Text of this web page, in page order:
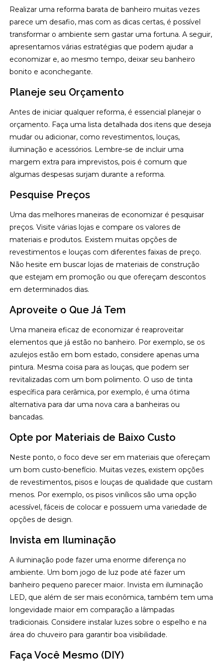
Realizar uma reforma barata de banheiro muitas vezes
parece um desafio, mas com as dicas certas, é possível
transformar o ambiente sem gastar uma fortuna. A seguir,
apresentamos várias estratégias que podem ajudar a
economizar e, ao mesmo tempo, deixar seu banheiro
bonito e aconchegante.
Planeje seu Orçamento
Antes de iniciar qualquer reforma, é essencial planejar o
orçamento. Faça uma lista detalhada dos itens que deseja
mudar ou adicionar, como revestimentos, louças,
iluminação e acessórios. Lembre-se de incluir uma
margem extra para imprevistos, pois é comum que
algumas despesas surjam durante a reforma.
Pesquise Preços
Uma das melhores maneiras de economizar é pesquisar
preços. Visite várias lojas e compare os valores de
materiais e produtos. Existem muitas opções de
revestimentos e louças com diferentes faixas de preço.
Não hesite em buscar lojas de materiais de construção
que estejam em promoção ou que ofereçam descontos
em determinados dias.
Aproveite o Que Já Tem
Uma maneira eficaz de economizar é reaproveitar
elementos que já estão no banheiro. Por exemplo, se os
azulejos estão em bom estado, considere apenas uma
pintura. Mesma coisa para as louças, que podem ser
revitalizadas com um bom polimento. O uso de tinta
específica para cerâmica, por exemplo, é uma ótima
alternativa para dar uma nova cara a banheiras ou
bancadas.
Opte por Materiais de Baixo Custo
Neste ponto, o foco deve ser em materiais que ofereçam
um bom custo-benefício. Muitas vezes, existem opções
de revestimentos, pisos e louças de qualidade que custam
menos. Por exemplo, os pisos vinílicos são uma opção
acessível, fáceis de colocar e possuem uma variedade de
opções de design.
Invista em Iluminação
A iluminação pode fazer uma enorme diferença no
ambiente. Um bom jogo de luz pode até fazer um
banheiro pequeno parecer maior. Invista em iluminação
LED, que além de ser mais econômica, também tem uma
longevidade maior em comparação a lâmpadas
tradicionais. Considere instalar luzes sobre o espelho e na
área do chuveiro para garantir boa visibilidade.
Faça Você Mesmo (DIY)